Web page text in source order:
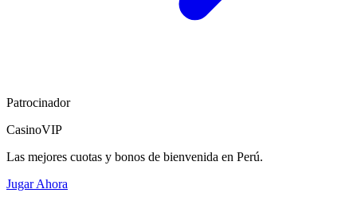
Patrocinador
CasinoVIP
Las mejores cuotas y bonos de bienvenida en Perú.
Jugar Ahora